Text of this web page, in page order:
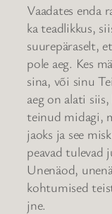
Vaadates enda
ka teadlikkus,
suurepäraselt,
pole aeg. Kes
sina, või sinu
aeg on alati
teinud midagi,
jaoks ja see
peavad tulevad
Unenäod,
kohtumised
jne.